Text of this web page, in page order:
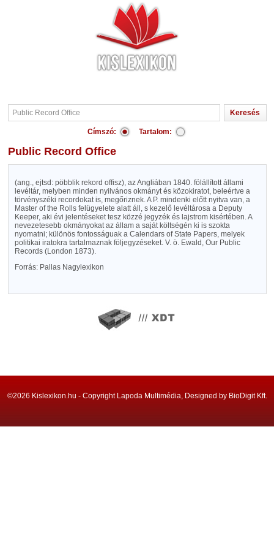
Címszó: Tartalom:
Public Record Office
(ang., ejtsd: pöbblik rekord offisz), az Angliában 1840. fölállított állami
levéltár, melyben minden nyilvános okmányt és közokiratot, beleértve a
törvényszéki recordokat is, megőriznek. A P. mindenki előtt nyitva van, a
Master of the Rolls felügyelete alatt áll, s kezelő levéltárosa a Deputy
Keeper, aki évi jelentéseket tesz közzé jegyzék és lajstrom kisértében. A
nevezetesebb okmányokat az állam a saját költségén ki is szokta
nyomatni; különös fontosságuak a Calendars of State Papers, melyek
politikai iratokra tartalmaznak följegyzéseket. V. ö. Ewald, Our Public
Records (London 1873).
Forrás: Pallas Nagylexikon
©2026 Kislexikon.hu - Copyright Lapoda Multimédia, Designed by BioDigit Kft.